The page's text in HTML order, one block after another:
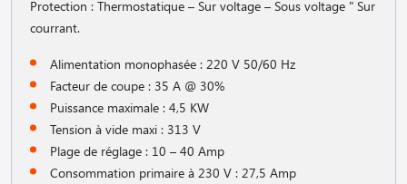
Protection : Thermostatique – Sur voltage – Sous voltage " Sur
courrant.
Alimentation monophasée : 220 V 50/60 Hz
Facteur de coupe : 35 A @ 30%
Puissance maximale : 4,5 KW
Tension à vide maxi : 313 V
Plage de réglage : 10 – 40 Amp
Consommation primaire à 230 V : 27,5 Amp